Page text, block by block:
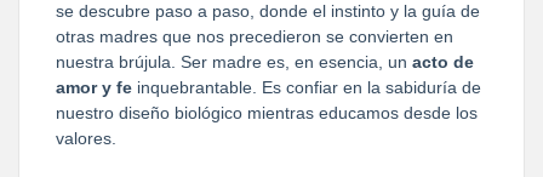
se descubre paso a paso, donde el instinto y la guía de
otras madres que nos precedieron se convierten en
nuestra brújula. Ser madre es, en esencia, un acto de
amor y fe inquebrantable. Es confiar en la sabiduría de
nuestro diseño biológico mientras educamos desde los
valores.